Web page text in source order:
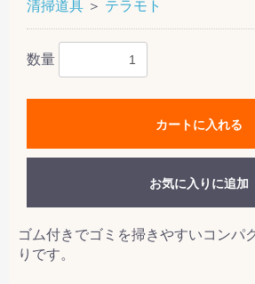
清掃道具 ＞ テラモト
数量
カートに入れる
お気に入りに追加
ゴム付きでゴミを掃きやすいコンパ
りです。